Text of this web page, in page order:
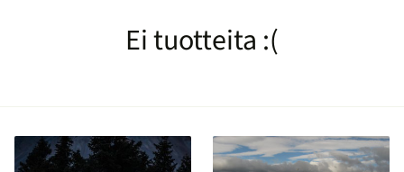
Ei tuotteita :(